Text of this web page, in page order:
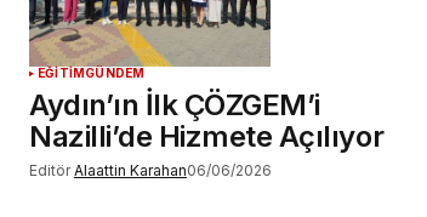
EĞİTİMGÜNDEM
Aydın’ın İlk ÇÖZGEM’i
Nazilli’de Hizmete Açılıyor
Editör Alaattin Karahan06/06/2026